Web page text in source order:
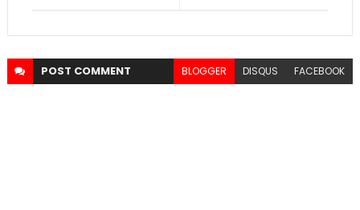
POST COMMENT BLOGGER DISQUS FACEBOOK